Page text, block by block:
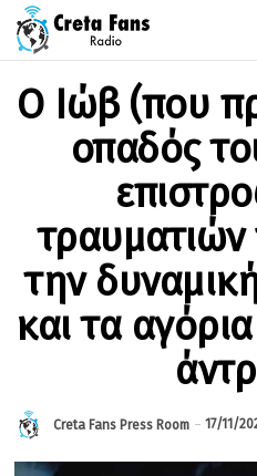
Ο Ιώβ (που
οπαδός
τραυματιών
την
και τα
Creta Fans Press Room 17/11/